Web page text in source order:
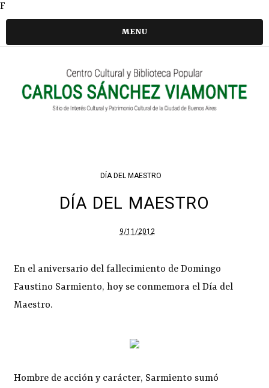
F
MENU
DÍA DEL MAESTRO
DÍA DEL MAESTRO
9/11/2012
En el aniversario del fallecimiento de Domingo
Faustino Sarmiento, hoy se conmemora el Día del
Maestro.
Hombre de acción y carácter, Sarmiento sumó